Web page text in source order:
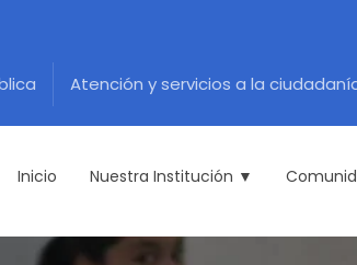
Atención y servicios a la
Inicio Nuestra Institución ▼